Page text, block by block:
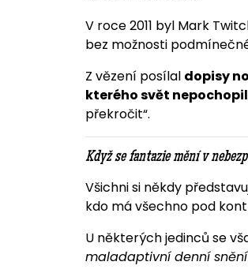
V roce 2011 byl Mark
bez možnosti
Z vězení posílal dopisy
kterého svět
překročit“.
Když se fantazie mění v
Všichni si někdy
kdo má všechno pod
U některých jedinců se
maladaptivní denní snění